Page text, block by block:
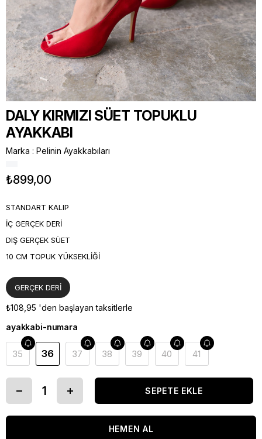
DALY KIRMIZI SÜET TOPUKLU
AYAKKABI
Marka : Pelinin Ayakkabıları
₺899,00
STANDART KALIP
İÇ GERÇEK DERİ
DIŞ GERÇEK SÜET
10 CM TOPUK YÜKSEKLİĞİ
GERÇEK DERİ
₺108,95 'den başlayan taksitlerle
ayakkabi-numara
35 36 37 38 39 40 41